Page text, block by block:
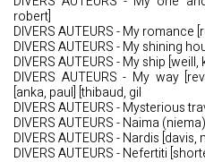
robert]
DIVERS AUTEURS - My romance
DIVERS AUTEURS - My shining
DIVERS AUTEURS - My ship
DIVERS AUTEURS - My way
[anka, paul] [thibaud, gil
DIVERS AUTEURS - Mysterious
DIVERS AUTEURS - Naima
DIVERS AUTEURS - Nardis [davis,
DIVERS AUTEURS - Nefertiti